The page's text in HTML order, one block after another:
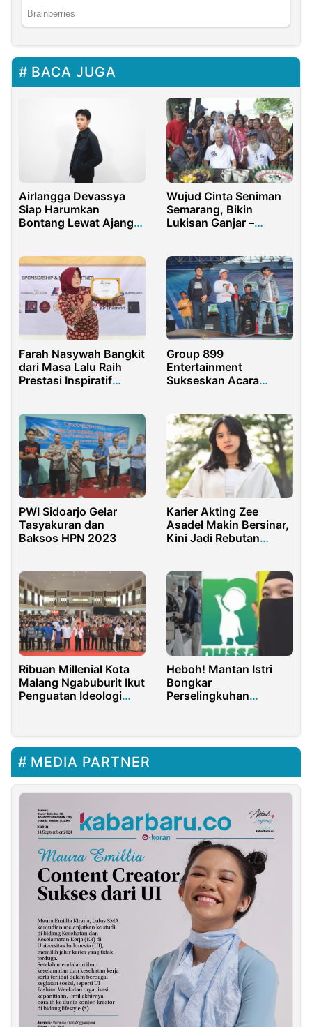
BACA JUGA
Airlangga Devassya
Siap Harumkan
Bontang Lewat Ajang
Wujud Cinta Seniman
Semarang, Bikin
Lukisan Ganjar –
Farah Nasywah Bangkit
dari Masa Lalu Raih
Prestasi Inspiratif
Group 899
Entertainment
Sukseskan Acara
PWI Sidoarjo Gelar
Tasyakuran dan
Baksos HPN 2023
Karier Akting Zee
Asadel Makin Bersinar,
Kini Jadi Rebutan
Ribuan Millenial Kota
Malang Ngabuburit Ikut
Penguatan Ideologi
Heboh! Mantan Istri
Bongkar
Perselingkuhan
MEDIA PARTNER